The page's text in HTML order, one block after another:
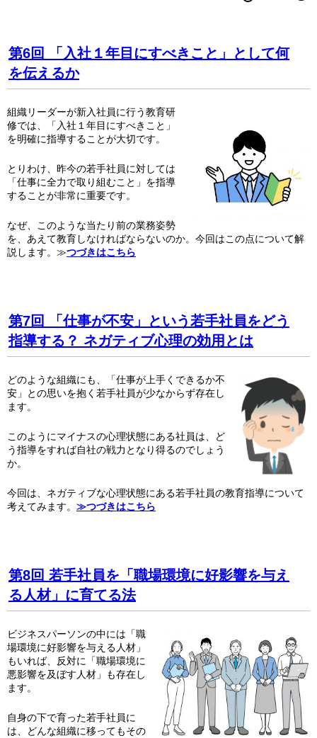
第6回 「入社１年目にすべきこと」として何
を伝えるか
組織リーダーが新入社員に行う教育研
修では、「入社１年目にすべきこと」
を明確に指導することが大切です。
とりわけ、昨今の若手社員に対しては
「仕事に全力で取り組むこと」を指導
することが非常に重要です。
なぜ、このような当たり前の業務姿勢
を、あえて教育しなければならないのか。今回はこの点について解
説します。≫つづきはこちら
第7回 「仕事が不安」という若手社員をどう
指導する？ ネガティブ心理の効用とは
どのような組織にも、「仕事が上手くできるか不
安」との思いを抱く若手社員が少なからず存在し
ます。
このようにマイナスの心理状態にある社員は、ど
う指導をすれば自社の戦力となり得るのでしょう
か。
今回は、ネガティブな心理状態にある若手社員の教育指導について
考えてみます。 ≫つづきはこちら
第8回 若手社員を「職場環境に好影響を与え
る人材」に育てる法
ビジネスパーソンの中には「職
場環境に好影響を与える人材」
もいれば、反対に「職場環境に
悪影響を及ぼす人材」も存在し
ます。
自身の下で育った若手社員に
は、どんな組織に移ってもその